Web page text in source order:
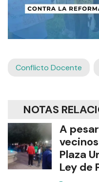
Conflicto Docente
NOTAS
A
Plaza
Ley de